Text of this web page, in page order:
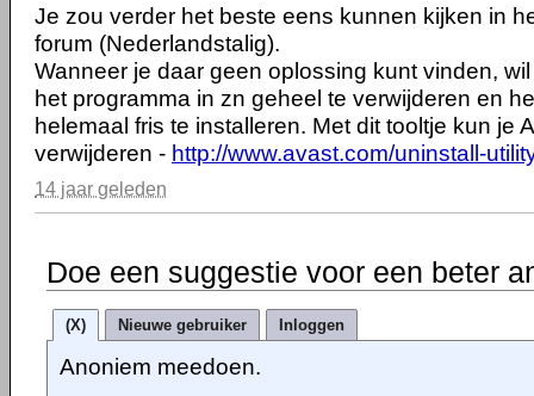
Je zou verder het beste eens kunnen kijken in
forum (Nederlandstalig).
Wanneer je daar geen oplossing kunt vinden,
het programma in zn geheel te verwijderen en
helemaal fris te installeren. Met dit tooltje kun je
verwijderen - http://www.avast.com/uninstall-
14 jaar geleden
Doe een suggestie voor een beter
(X) Nieuwe gebruiker Inloggen
Anoniem meedoen.